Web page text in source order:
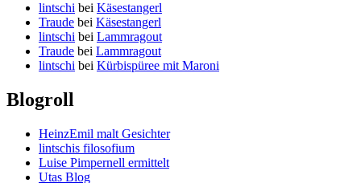
lintschi bei Käsestangerl
Traude bei Käsestangerl
lintschi bei Lammragout
Traude bei Lammragout
lintschi bei Kürbispüree mit Maroni
Blogroll
HeinzEmil malt Gesichter
lintschis filosofium
Luise Pimpernell ermittelt
Utas Blog